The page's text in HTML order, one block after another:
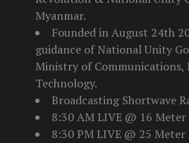
Myanmar.
Founded in August 24th
guidance of National Unity
Ministry of
Technology.
Broadcasting Shortwave
8:30 AM LIVE @ 16 Meter
8:30 PM LIVE @ 25 Meter